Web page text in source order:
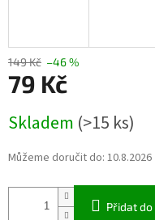
149 Kč –46 %
79 Kč
cena:
Skladem (>15 ks)
Můžeme doručit do: 10.8.2026
Přidat do